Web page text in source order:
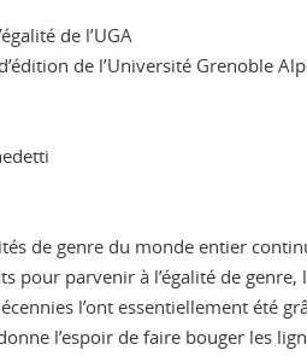
de l’UGA
de l’Université Grenoble
de genre du monde entier
pour parvenir à l’égalité de
l’ont essentiellement été
l’espoir de faire bouger les